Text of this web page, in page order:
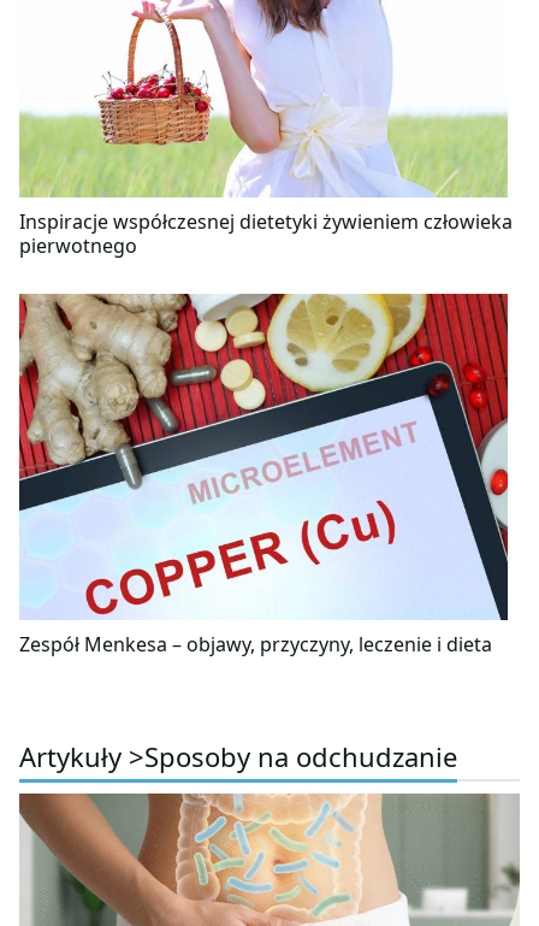
Inspiracje współczesnej dietetyki żywieniem człowieka
pierwotnego
Zespół Menkesa – objawy, przyczyny, leczenie i dieta
Artykuły >Sposoby na odchudzanie